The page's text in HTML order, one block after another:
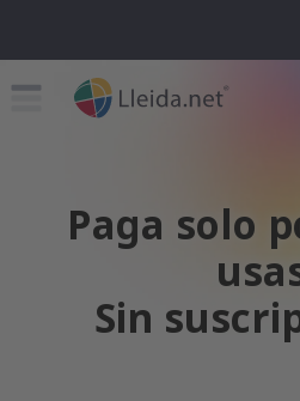
Paga solo
Sin